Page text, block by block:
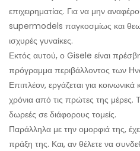
επιχειρηματίας. Για να μην
supermodels παγκοσμίως και
ισχυρές γυναίκες.
Εκτός αυτού, ο Gisele είναι
πρόγραμμα περιβάλλοντος των
Επιπλέον, εργάζεται για κοινωνικά
χρόνια από τις πρώτες της μέρες.
δωρεές σε διάφορους τομείς.
Παράλληλα με την ομορφιά της,
πράξη της. Και, αν θέλετε να